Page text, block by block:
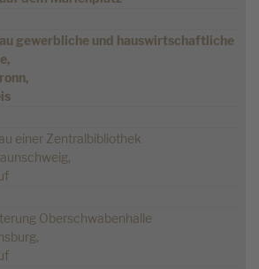
gewerbliche und hauswirtschaftliche
einer Zentralbibliothek
Oberschwabenhalle